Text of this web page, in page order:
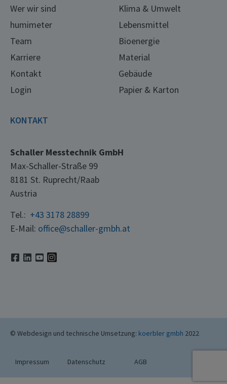
Wer wir sind
humimeter
Team
Karriere
Kontakt
Login
Klima & Umwelt
Lebensmittel
Bioenergie
Material
Gebäude
Papier & Karton
KONTAKT
Schaller Messtechnik GmbH
Max-Schaller-Straße 99
8181 St. Ruprecht/Raab
Austria
Tel.: +43 3178 28899
E-Mail: office@schaller-gmbh.at
© Webdesign und technische Umsetzung: koerbler gmbh 2022
Impressum Datenschutz AGB